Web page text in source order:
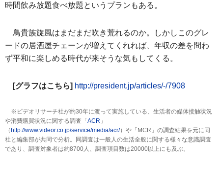
時間飲み放題食べ放題というプランもある。
鳥貴族旋風はまだまだ吹き荒れるのか。しかしこのグレ
ードの居酒屋チェーンが増えてくれれば、年収の差を問わ
ず平和に楽しめる時代が来そうな気もしてくる。
[グラフはこちら] http://president.jp/articles/-/7908
※ビデオリサーチ社が約30年に渡って実施している、生活者の媒体接触状況
や消費購買状況に関する調査「ACR 」
（http://www.videor.co.jp/service/media/acr/）や「MCR」の調査結果を元に同
社と編集部が共同で分析。同調査は一般人の生活全般に関する様々な意識調査
であり、調査対象者は約8700人、調査項目数は20000以上にも及ぶ。